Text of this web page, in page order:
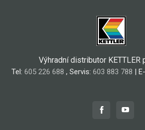
Výhradní distributor KETTLER
Tel: 605 226 688 , Servis: 603 883 788 |